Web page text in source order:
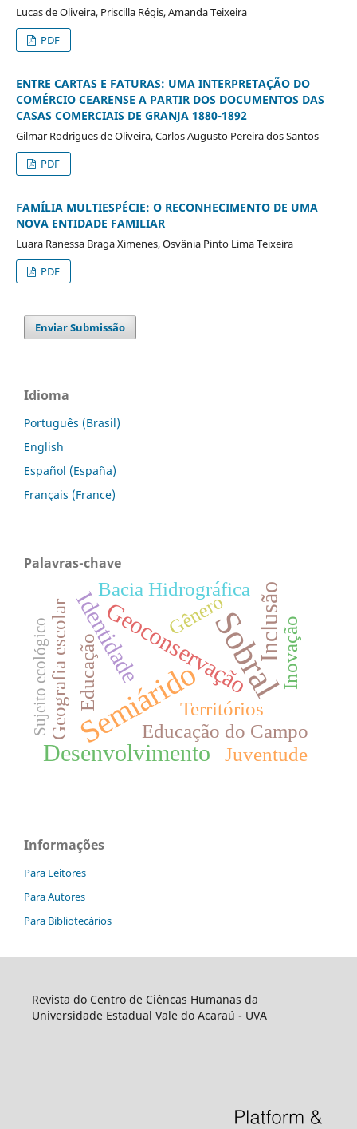
Lucas de Oliveira, Priscilla Régis, Amanda Teixeira
PDF
ENTRE CARTAS E FATURAS: UMA INTERPRETAÇÃO DO
COMÉRCIO CEARENSE A PARTIR DOS DOCUMENTOS DAS
CASAS COMERCIAIS DE GRANJA 1880-1892
Gilmar Rodrigues de Oliveira, Carlos Augusto Pereira dos Santos
PDF
FAMÍLIA MULTIESPÉCIE: O RECONHECIMENTO DE UMA
NOVA ENTIDADE FAMILIAR
Luara Ranessa Braga Ximenes, Osvânia Pinto Lima Teixeira
PDF
Enviar Submissão
Idioma
Português (Brasil)
English
Español (España)
Français (France)
Palavras-chave
Sobral
Semiárido
GeoconservaçãoInclusão
Desenvolvimento
Identidade
Educação do Campo
Educação
Geografia escolar Territórios
Gênero
Inovação
Bacia Hidrográfica
Juventude
Sujeito ecológico
Informações
Para Leitores
Para Autores
Para Bibliotecários
Revista do Centro de Ciêncas Humanas da
Universidade Estadual Vale do Acaraú - UVA